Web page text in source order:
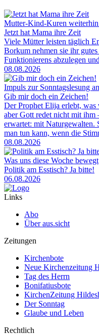
Mutter-Kind-Kuren
Jetzt hat Mama ihre Zeit
Viele Mütter leisten täglich
Borkum nehmen sie ihr
Funktionierens abzulegen
08.08.2026
Impuls zur Sonntagslesung
Gib mir doch ein Zeichen!
Der Prophet Elija erlebt,
aber Gott redet nicht mit ihm
erwartet: mit Naturgewalten.
man tun kann, wenn die
08.08.2026
Was uns diese Woche bewegt
Politik am Esstisch? Ja bitte!
06.08.2026
Links
Abo
Über aus.sicht
Zeitungen
Kirchenbote
Neue Kirchenzeitung
Tag des Herrn
Bonifatiusbote
KirchenZeitung
Der Sonntag
Glaube und Leben
Rechtlich